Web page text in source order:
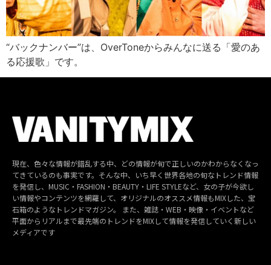
“バックナンバー”は、OverToneからみんなに送る「愛のあ
る応援歌」です。
現在、色々な情報が錯乱する中、どの情報が旬で正しいのかわからなくなっ
てきているのも事実です。そんな中、いち早く世界各地の旬なトレンド情報
を発信し、MUSIC・FASHION・BEAUTY・LIFE STYLEなど、女の子が今欲し
い情報やコンテンツを網羅して、オリジナルのオススメ情報もMIXした、宝
石箱のようなトレンドマガジン。 また、雑誌・WEB・映像・イベントなど
平面からリアルまで最先端のトレンドをMIXして情報を発信していく新しい
メディアです